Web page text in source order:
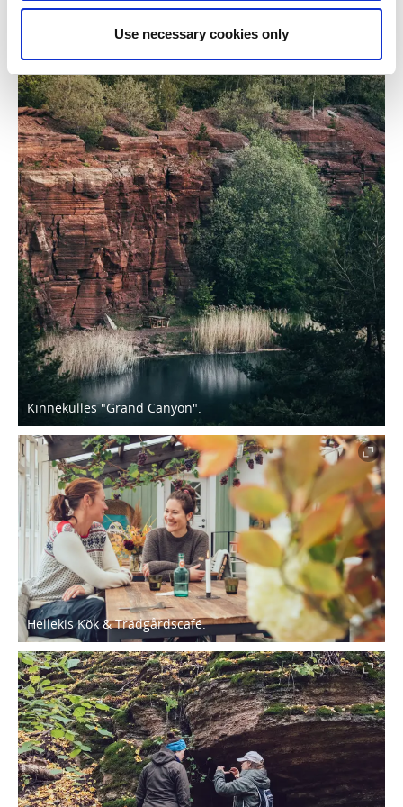
Use necessary cookies only
Kinnekulles "Grand Canyon".
Hellekis Kök & Trädgårdscafé.